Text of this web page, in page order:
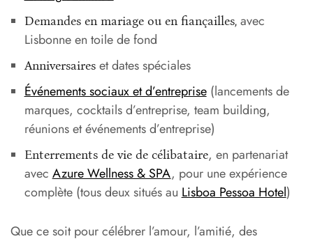
Demandes en mariage ou en fiançailles,avec
Lisbonne en toile de fond
Anniversaireset dates spéciales
Événements sociaux et d’entreprise(lancements de
marques, cocktails d’entreprise, team building,
réunions et événements d’entreprise)
Enterrements de vie de célibataire, en partenariat
avec Azure Wellness & SPA, pour une expérience
complète (tous deux situés au Lisboa Pessoa Hotel)
Que ce soit pour célébrer l’amour, l’amitié, des